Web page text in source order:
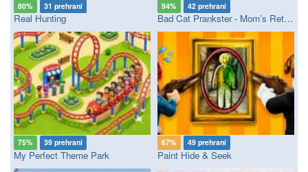
80% 31 prehraní
Real Hunting
94% 42 prehraní
Bad Cat Prankster - Mom’s Return
75% 39 prehraní
My Perfect Theme Park
67% 49 prehraní
Paint Hide & Seek